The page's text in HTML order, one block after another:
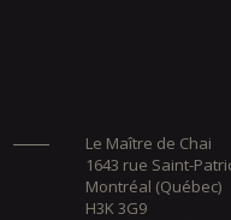
Le Maître de Chai
1643 rue Saint-
Montréal (Québec)
H3K 3G9